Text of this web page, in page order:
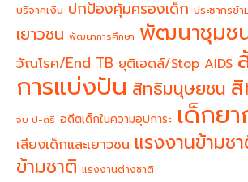
บริจาคเงิน ปกป้องคุ้มครองเด็ก ประชากรข้
เยาวชน พัฒนาการศึกษา พัฒนาชุมช
วัณโรค/End TB ยุติเอดส์/Stop AIDS
การแบ่งปัน สิทธิมนุษยชน
จบ ป-ตรี อดีตเด็กในความอุปการะ เด็กยา
เสียงเด็กและเยาวชน แรงงานข้ามช
ข้ามชาติ แรงงานต่างชาติ